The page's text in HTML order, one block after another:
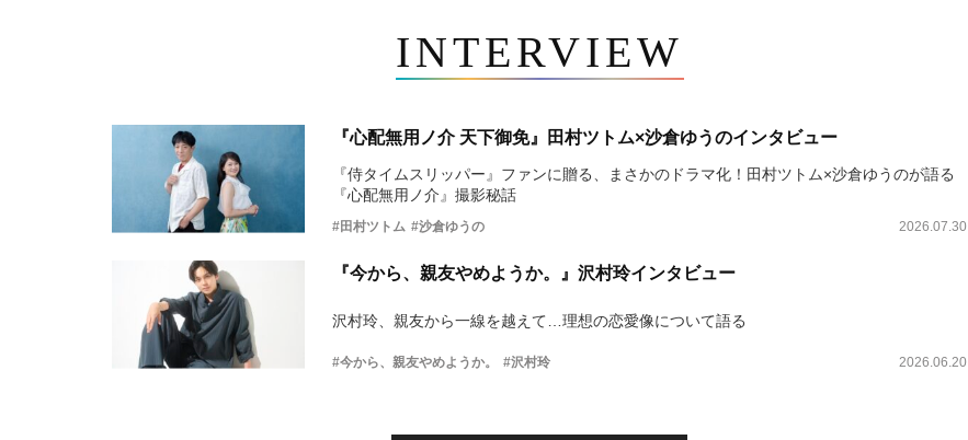
INTERVIEW
『心配無用ノ介 天下御免』田村ツトム×沙倉ゆうのインタビュー
『侍タイムスリッパー』ファンに贈る、まさかのドラマ化！田村ツトム×沙倉ゆうのが語る
『心配無用ノ介』撮影秘話
#田村ツトム #沙倉ゆうの 2026.07.30
『今から、親友やめようか。』沢村玲インタビュー
沢村玲、親友から一線を越えて…理想の恋愛像について語る
#今から、親友やめようか。 #沢村玲 2026.06.20